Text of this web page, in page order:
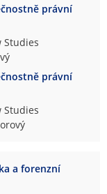
právní
Studies
právní
Studies
a forenzní